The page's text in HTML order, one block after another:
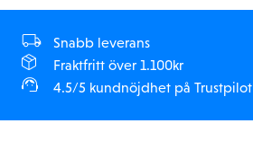
Snabb leverans
Fraktfritt över 1.100kr
4.5/5 kundnöjdhet på Trustpilot